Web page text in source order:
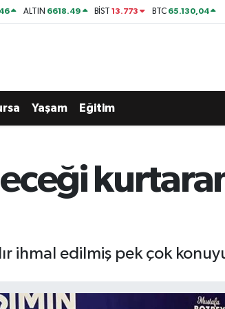
ALTIN 6618.49 BİST13.773 BTC 65.130,04
Yaşam Eğitim
ihmal edilmiş pek çok